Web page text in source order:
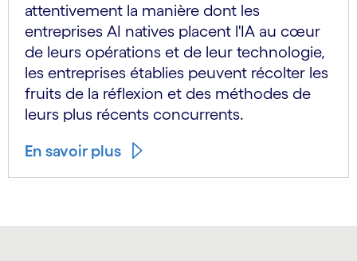
attentivement la manière dont les
entreprises AI natives placent l'IA au cœur
de leurs opérations et de leur technologie,
les entreprises établies peuvent récolter les
fruits de la réflexion et des méthodes de
leurs plus récents concurrents.
En savoir plus